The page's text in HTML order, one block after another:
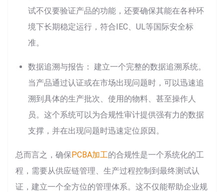
试不仅要验证产品的功能，还要确保其能在各种环
境下长期稳定运行，符合IEC、UL等国际安全标
准。
数据追溯与报告： 建立一个完整的数据追溯系统。
当产品通过认证或在市场出现问题时，可以迅速追
溯到具体的生产批次、使用的物料、甚至操作人
员。这个系统可以为合规性审计提供强有力的数据
支撑，并在出现问题时迅速定位原因。
总而言之，确保PCBA加工的合规性是一个系统化的工
程，需要从供应链管理、生产过程控制到最终测试认
证，建立一个全方位的管理体系。这不仅能帮助企业规